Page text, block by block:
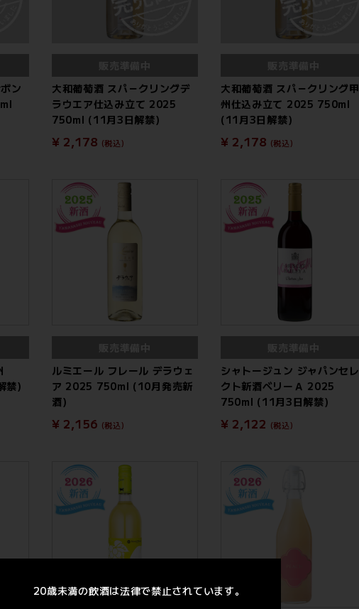
20歳未満の飲酒は法律で禁止されています。
ン
大和葡萄酒 スパ－クリングデ
ラウエア仕込み立て 2025
750ml (11月3日解禁)
¥ 2,178 (税込)
大和葡萄酒 スパ－クリング甲
州仕込み立て 2025 750ml
(11月3日解禁)
¥ 2,178 (税込)
禁)
ルミエール フレール デラウェ
ア 2025 750ml (10月発売新
酒)
¥ 2,156 (税込)
シャトージュン ジャパンセレ
クト新酒ベリーＡ 2025
750ml (11月3日解禁)
¥ 2,122 (税込)